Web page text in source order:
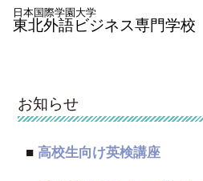
日本国際学園大学
東北外語ビジネス専門学校
> お知らせ
お知らせ
■高校生向け英検講座